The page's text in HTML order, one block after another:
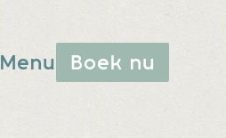
Menu Boek nu